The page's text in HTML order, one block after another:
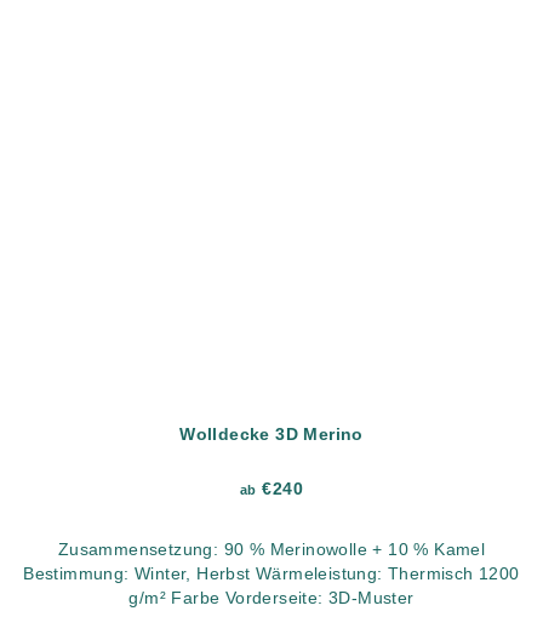
Wolldecke 3D Merino
ab €240
Zusammensetzung: 90 % Merinowolle + 10 % Kamel
Bestimmung: Winter, Herbst Wärmeleistung: Thermisch 1200
g/m² Farbe Vorderseite: 3D-Muster